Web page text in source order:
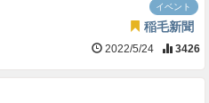
イベント
稲毛新聞
2022/5/24 3426